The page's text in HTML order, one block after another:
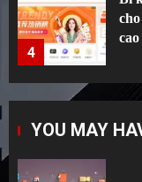
5
1
YOU MAY